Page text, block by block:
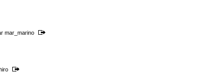
mar_marino